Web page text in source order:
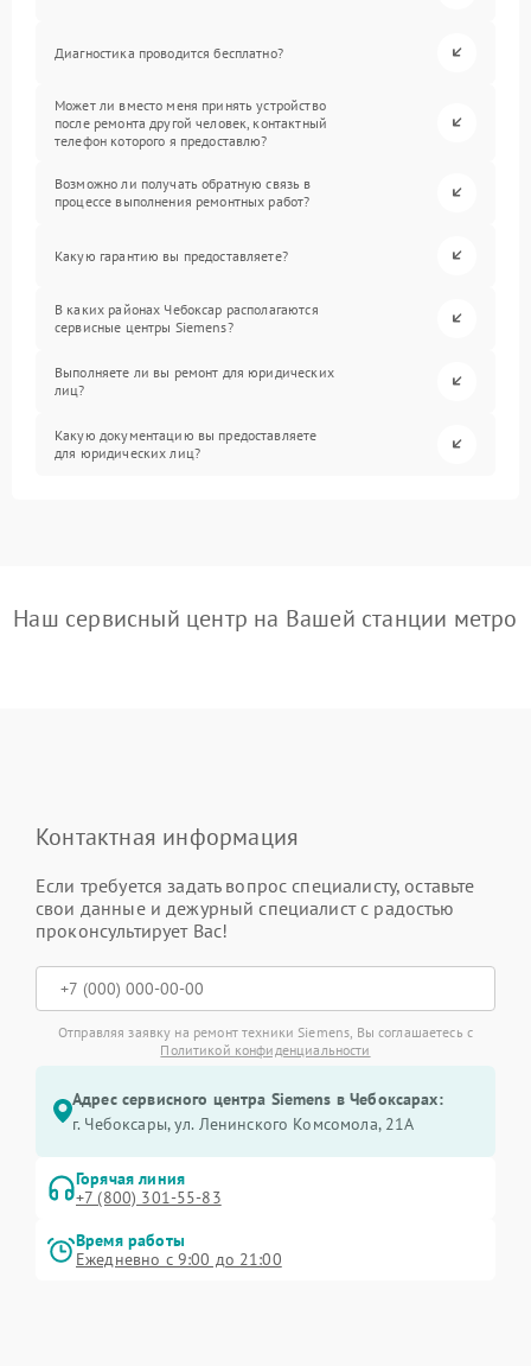
Диагностика проводится бесплатно?
Может ли вместо меня принять устройство
после ремонта другой человек, контактный
телефон которого я предоставлю?
Возможно ли получать обратную связь в
процессе выполнения ремонтных работ?
Какую гарантию вы предоставляете?
В каких районах Чебоксар располагаются
сервисные центры Siemens?
Выполняете ли вы ремонт для юридических
лиц?
Какую документацию вы предоставляете
для юридических лиц?
Наш сервисный центр на Вашей станции метро
Контактная информация
Если требуется задать вопрос специалисту, оставьте
свои данные и дежурный специалист с радостью
проконсультирует Вас!
Отправляя заявку на ремонт техники Siemens, Вы соглашаетесь с
Политикой конфиденциальности
Адрес сервисного центра Siemens в Чебоксарах:
г. Чебоксары, ул. Ленинского Комсомола, 21А
Горячая линия
+7 (800) 301-55-83
Время работы
Ежедневно с 9:00 до 21:00